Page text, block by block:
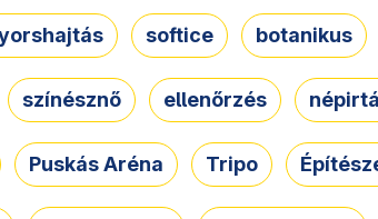
softice botanikus
színésznő ellenőrzés
Puskás Aréna Tripo